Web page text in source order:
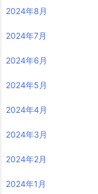
2024年8月
2024年7月
2024年6月
2024年5月
2024年4月
2024年3月
2024年2月
2024年1月